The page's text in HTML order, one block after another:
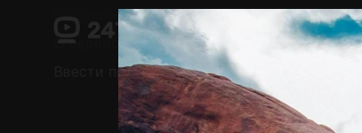
Поддержка:support@24h.tv
Пользовательское
Ввести промокод
Установить на ТВ